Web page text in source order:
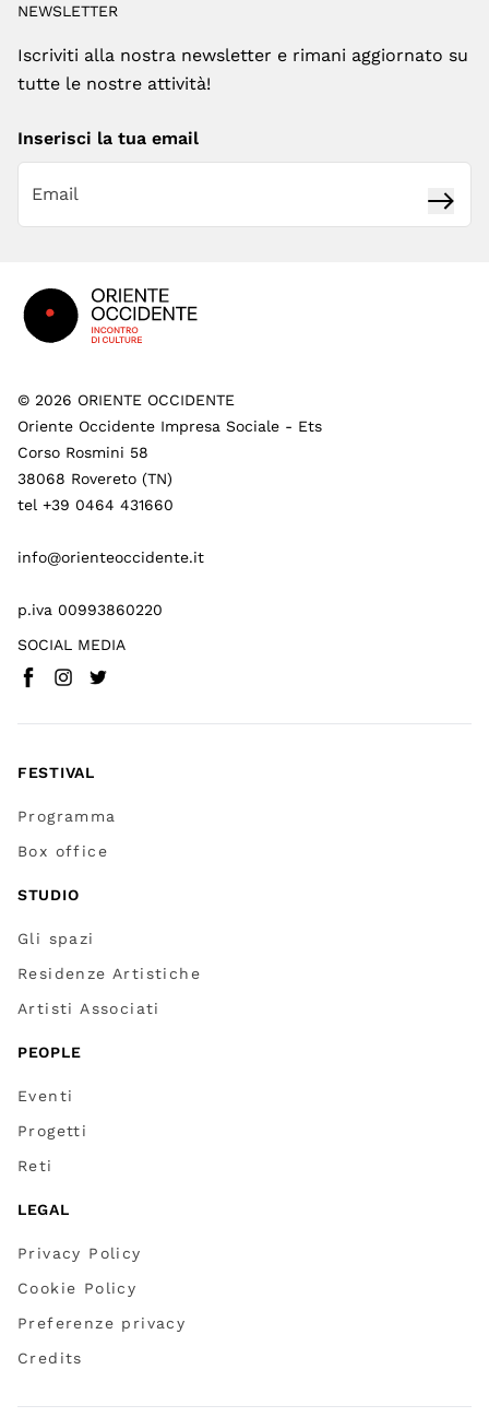
NEWSLETTER
Iscriviti alla nostra newsletter e rimani aggiornato su
tutte le nostre attività!
Inserisci la tua email
© 2026 ORIENTE OCCIDENTE
Oriente Occidente Impresa Sociale - Ets
Corso Rosmini 58
38068 Rovereto (TN)
tel +39 0464 431660
info@orienteoccidente.it
p.iva 00993860220
SOCIAL MEDIA
Facebook(
Instagram
Twitter
FESTIVAL
Programma
Box office
STUDIO
Gli spazi
Residenze Artistiche
Artisti Associati
PEOPLE
Eventi
Progetti
Reti
LEGAL
Privacy Policy
Cookie Policy
Preferenze privacy
Credits